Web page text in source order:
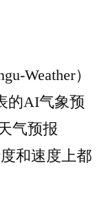
Weather）
的AI气象预
气预报
和速度上都